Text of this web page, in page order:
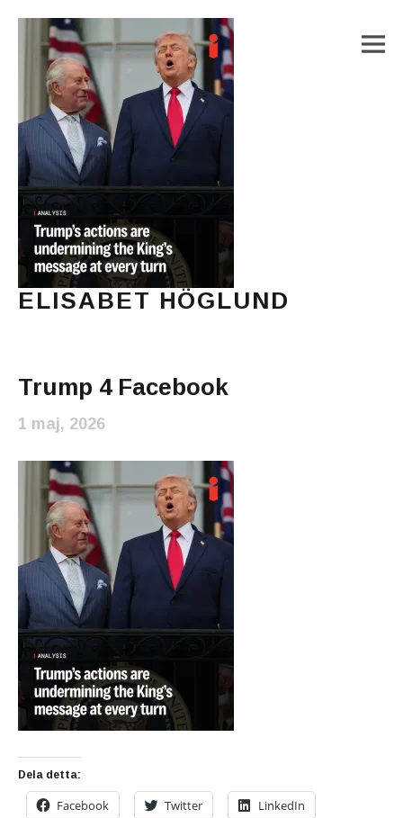
ELISABET HÖGLUND
Trump 4 Facebook
1 maj, 2026
Dela detta:
Facebook Twitter LinkedIn